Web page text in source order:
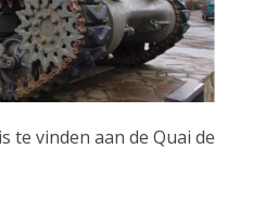
te vinden aan de Quai de